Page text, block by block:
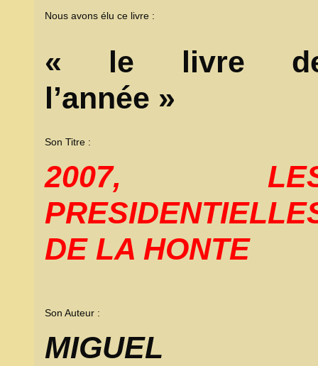
Nous avons élu ce livre :
« le livre
l’année »
Son Titre :
2007,
DE LA HONTE
Son Auteur :
MIGUEL